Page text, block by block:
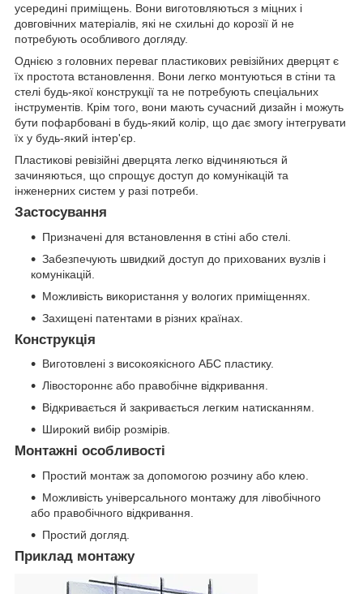
усередині приміщень. Вони виготовляються з міцних і
довговічних матеріалів, які не схильні до корозії й не
потребують особливого догляду.
Однією з головних переваг пластикових ревізійних дверцят є
їх простота встановлення. Вони легко монтуються в стіни та
стелі будь-якої конструкції та не потребують спеціальних
інструментів. Крім того, вони мають сучасний дизайн і можуть
бути пофарбовані в будь-який колір, що дає змогу інтегрувати
їх у будь-який інтер'єр.
Пластикові ревізійні дверцята легко відчиняються й
зачиняються, що спрощує доступ до комунікацій та
інженерних систем у разі потреби.
Застосування
Призначені для встановлення в стіні або стелі.
Забезпечують швидкий доступ до прихованих вузлів і
комунікацій.
Можливість використання у вологих приміщеннях.
Захищені патентами в різних країнах.
Конструкція
Виготовлені з високоякісного АБС пластику.
Лівостороннє або правобічне відкривання.
Відкривається й закривається легким натисканням.
Широкий вибір розмірів.
Монтажні особливості
Простий монтаж за допомогою розчину або клею.
Можливість універсального монтажу для лівобічного
або правобічного відкривання.
Простий догляд.
Приклад монтажу